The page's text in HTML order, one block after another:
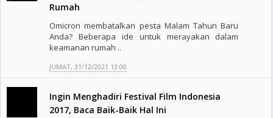
Rumah
Omicron membatalkan pesta Malam Tahun Baru
Anda? Beberapa ide untuk merayakan dalam
keamanan rumah ..
JUMAT, 31/12/2021 13:00
Ingin Menghadiri Festival Film Indonesia
2017, Baca Baik-Baik Hal Ini